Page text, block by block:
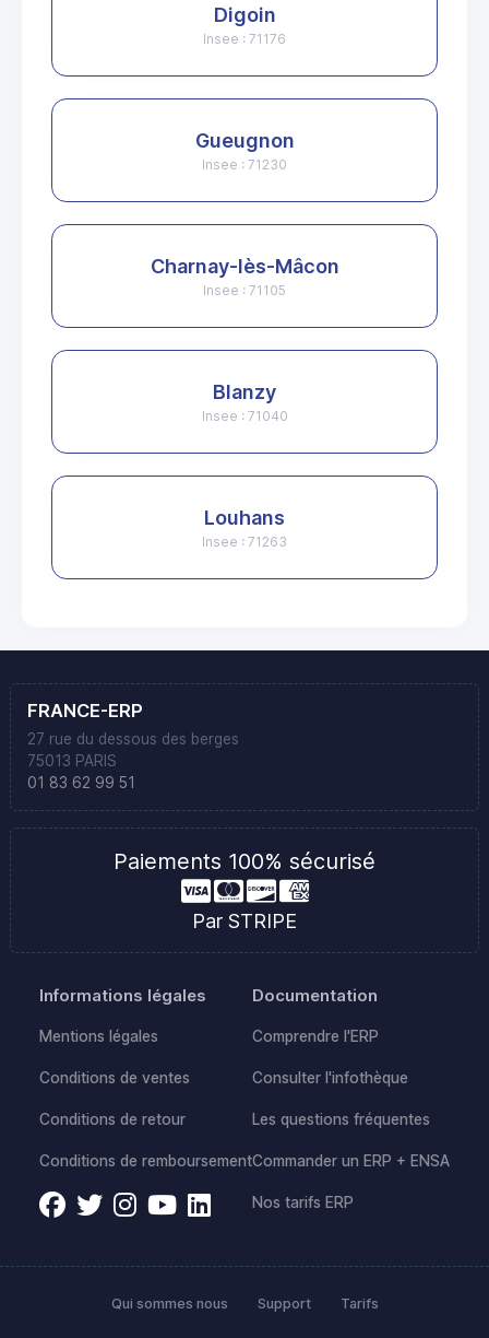
Digoin
Insee : 71176
Gueugnon
Insee : 71230
Charnay-lès-Mâcon
Insee : 71105
Blanzy
Insee : 71040
Louhans
Insee : 71263
FRANCE-ERP
27 rue du dessous des berges
75013 PARIS
01 83 62 99 51
Paiements 100% sécurisé
Par STRIPE
Informations légales
Mentions légales
Conditions de ventes
Conditions de retour
Conditions de remboursement
Documentation
Comprendre l'ERP
Consulter l'infothèque
Les questions fréquentes
Commander un ERP + ENSA
Nos tarifs ERP
Qui sommes nous Support Tarifs